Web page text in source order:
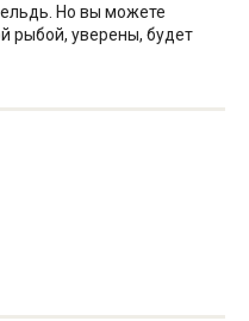
Но вы можете
рыбой, уверены, будет